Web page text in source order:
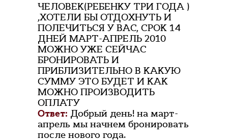
ЧЕЛОВЕК(РЕБЕНКУ ТРИ ГОДА )
,ХОТЕЛИ БЫ ОТДОХНУТЬ И
ПОЛЕЧИТЬСЯ У ВАС, СРОК 14
ДНЕЙ МАРТ-АПРЕЛЬ 2010
МОЖНО УЖЕ СЕЙЧАС
БРОНИРОВАТЬ И
ПРИБЛИЗИТЕЛЬНО В КАКУЮ
СУММУ ЭТО БУДЕТ И КАК
МОЖНО ПРОИЗВОДИТЬ
ОПЛАТУ
Ответ: Добрый день! на март-
апрель мы начнем бронировать
после нового года.